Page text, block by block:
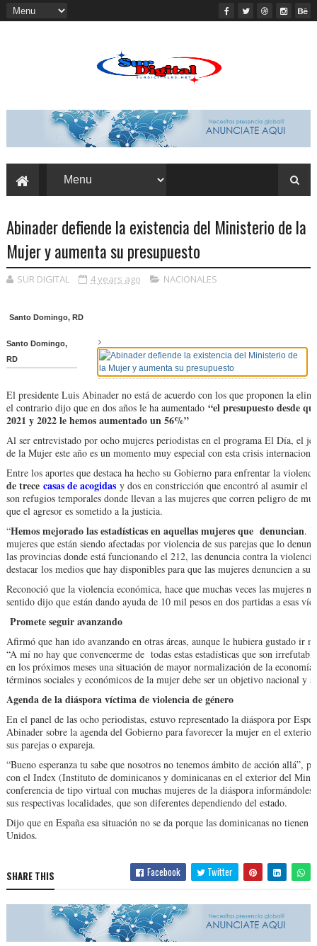
Abinader defiende la existencia del Ministerio de la
Mujer y aumenta su presupuesto
SUR DIGITAL 4 years ago NACIONALES
Santo Domingo, RD
Santo Domingo,
RD
El presidente Luis Abinader no está de acuerdo con los que proponen la
el contrario dijo que en dos años le ha aumentado “el presupuesto desde
2021 y 2022 le hemos aumentado un 56%”
Al ser entrevistado por ocho mujeres periodistas en el programa El Día, el
de la Mujer este año es un momento muy especial con esta crisis
Entre los aportes que destaca ha hecho su Gobierno para enfrentar la
de trece casas de acogidas y dos en constricción que encontró al asumir el
son refugios temporales donde llevan a las mujeres que corren peligro de
que el agresor es sometido a la justicia.
“Hemos mejorado las estadísticas en aquellas mujeres que denuncian.
mujeres que están siendo afectadas por violencia de sus parejas que lo
las provincias donde está funcionando el 212, las denuncia contra la
destacar los medios que hay disponibles para que las mujeres denuncien a sus
Reconoció que la violencia económica, hace que muchas veces las mujeres
sentido dijo que están dando ayuda de 10 mil pesos en dos partidas a esas
Promete seguir avanzando
Afirmó que han ido avanzando en otras áreas, aunque le hubiera gustado ir
“A mí no hay que convencerme de todas estas estadísticas que son
en los próximos meses una situación de mayor normalización de la
términos sociales y económicos de la mujer debe ser un objetivo nacional y
Agenda de la diáspora víctima de violencia de género
En el panel de las ocho periodistas, estuvo representado la diáspora por
Abinader sobre la agenda del Gobierno para favorecer la mujer en el
sus parejas o expareja.
“Bueno esperanza tu sabe que nosotros no tenemos ámbito de acción allá”,
con el Index (Instituto de dominicanos y dominicanas en el exterior del
conferencia de tipo virtual con muchas mujeres de la diáspora informándoles
sus respectivas localidades, que son diferentes dependiendo del estado.
Dijo que en España esa situación no se da porque las dominicanas no
Unidos.
SHARE THIS Facebook Twitter